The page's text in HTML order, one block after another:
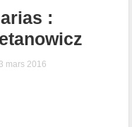
:
mars 2016